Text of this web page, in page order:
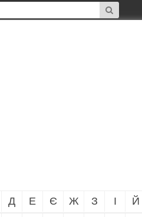
Д Е Є Ж З І Й